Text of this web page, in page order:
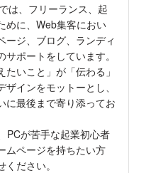
は、フリーランス、起
めに、Web集客におい
ージ、ブログ、ランディ
サポートをしています。
たいこと」が「伝わる」
インをモットーとし、
に最後まで寄り添ってお
PCが苦手な起業初心者
ムページを持ちたい方
ださい。